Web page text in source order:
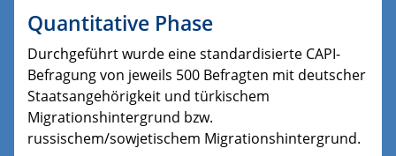
Quantitative Phase
Durchgeführt wurde eine standardisierte CAPI-
Befragung von jeweils 500 Befragten mit deutscher
Staatsangehörigkeit und türkischem
Migrationshintergrund bzw.
russischem/sowjetischem Migrationshintergrund.